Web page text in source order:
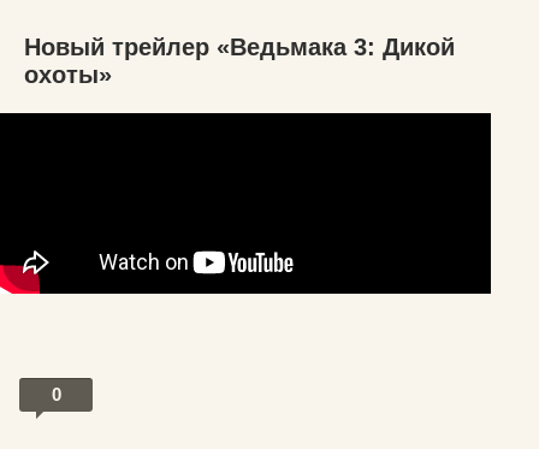
Новый трейлер «Ведьмака 3: Дикой
охоты»
0